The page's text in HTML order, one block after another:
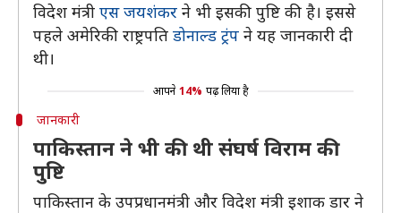
विदेश मंत्री एस जयशंकर ने भी इसकी पुष्टि की है। इससे
पहले अमेरिकी राष्ट्रपति डोनाल्ड ट्रंप ने यह जानकारी दी
थी।
आपने 14% पढ़ लिया है
जानकारी
पाकिस्तान ने भी की थी संघर्ष विराम की
पुष्टि
पाकिस्तान के उपप्रधानमंत्री और विदेश मंत्री इशाक डार ने